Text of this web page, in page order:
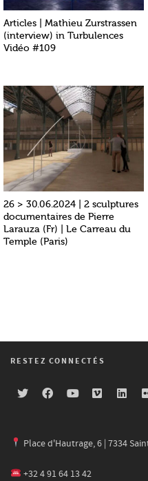
Articles | Mathieu Zurstrassen
(interview) in Turbulences
Vidéo #109
26 > 30.06.2024 | 2 sculptures
documentaires de Pierre
Larauza (Fr) | Le Carreau du
Temple (Paris)
RESTEZ CONNECTÉS
Place d'Hautrage, 6 | 7334
+32 4 91 64 13 42